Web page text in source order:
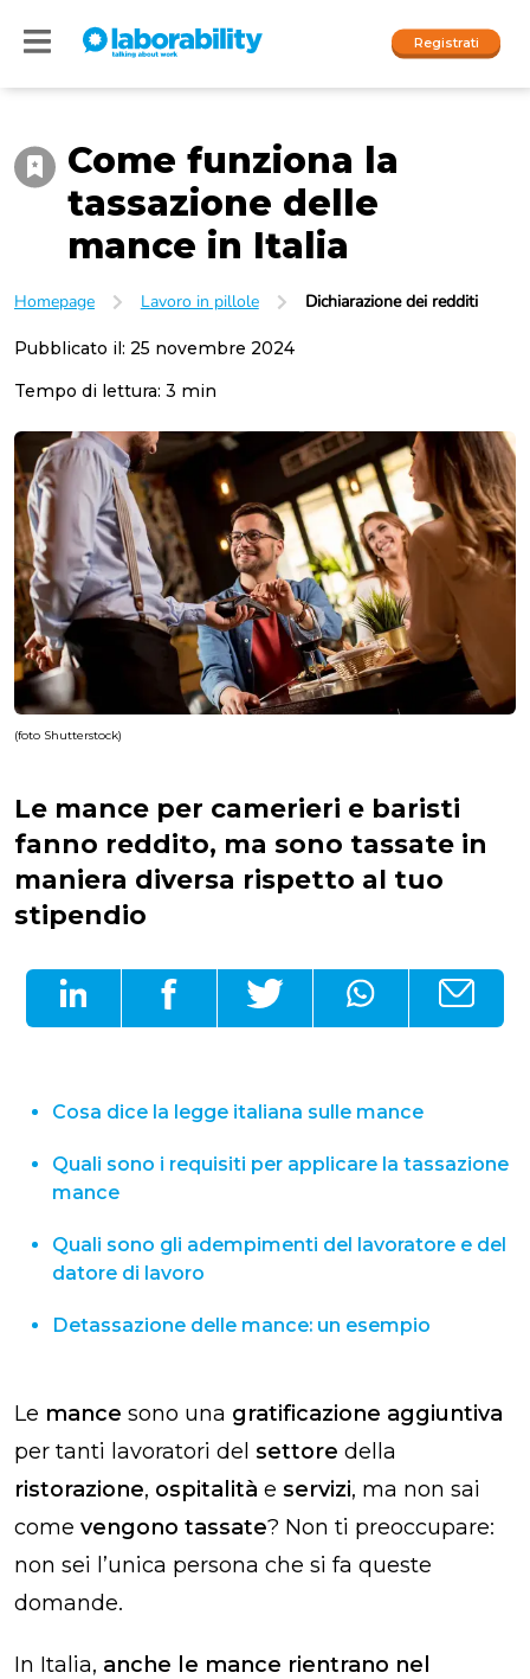
Registrati
I nostri social
Accedi
People
Company
Come funziona la
tassazione delle
mance in Italia
Homepage Lavoro in pillole Dichiarazione dei redditi
Pubblicato il: 25 novembre 2024
Tempo di lettura: 3 min
(foto Shutterstock)
Le mance per camerieri e baristi
fanno reddito, ma sono tassate in
maniera diversa rispetto al tuo
stipendio
Cosa dice la legge italiana sulle mance
Quali sono i requisiti per applicare la tassazione
mance
Quali sono gli adempimenti del lavoratore e del
datore di lavoro
Detassazione delle mance: un esempio
Le mance sono una gratificazione aggiuntiva
per tanti lavoratori del settore della
ristorazione, ospitalità e servizi, ma non sai
come vengono tassate? Non ti preoccupare:
non sei l’unica persona che si fa queste
domande.
In Italia, anche le mance rientrano nel